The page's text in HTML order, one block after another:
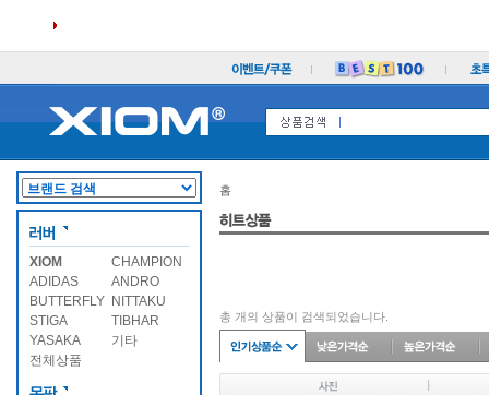
XIOM
CHAMPION
ADIDAS
ANDRO
BUTTERFLY NITTAKU
STIGA
TIBHAR
YASAKA
기타
전체상품
홈
총 개의 상품이 검색되었습니다.